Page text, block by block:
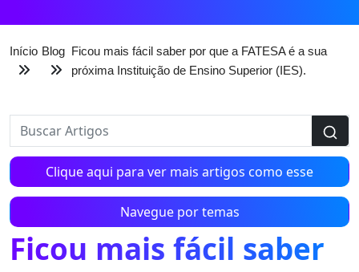
Início Blog Ficou mais fácil saber por que a FATESA é a sua
próxima Instituição de Ensino Superior (IES).
Clique aqui para ver mais artigos como esse
Navegue por temas
Ficou mais fácil saber